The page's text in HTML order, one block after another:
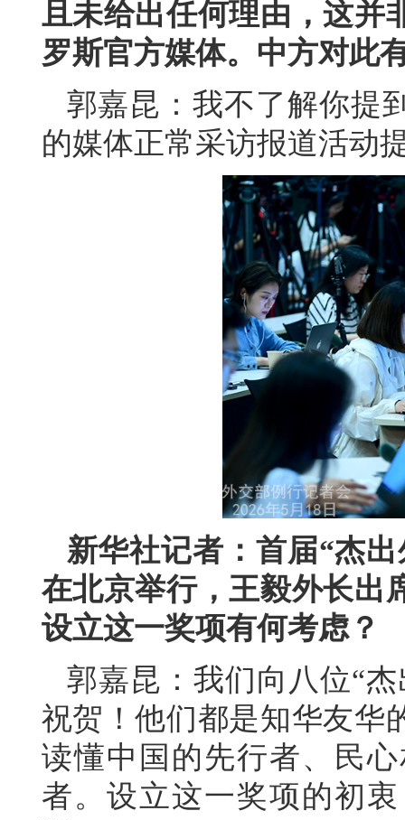
且未给出任何理由，这并
罗斯官方媒体。中方对此
郭嘉昆：我不了解你提
的媒体正常采访报道活动
新华社记者：首届“杰
在北京举行，王毅外长出
设立这一奖项有何考虑？
郭嘉昆：我们向八位“
祝贺！他们都是知华友华
读懂中国的先行者、民
者。设立这一奖项的初